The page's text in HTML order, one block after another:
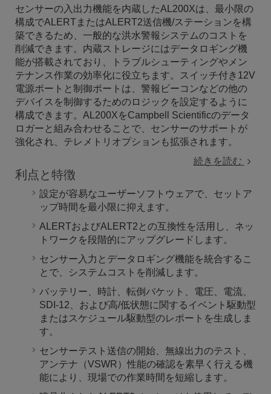
センサーの入出力機能を内蔵したAL200Xは、最小限の
構成でALERTまたはALERT2送信機/ステーションを構
築できるため、一般的な洪水警報システムのコストを
削減できます。内蔵ストレージにはデータロギング機
能が搭載されており、トラブルシューティングやメン
テナンス作業の効率化に役立ちます。スイッチ付き12V
電源ポートと制御ポートは、警報ビーコンなどの他の
デバイスを制御するためのロジックを設定するように
構成できます。AL200XをCampbell Scientificのデータ
ロガーと組み合わせることで、センサーのサポートが
強化され、テレメトリオプションも拡張されます。
続きを読む
利点と特徴
設定が容易なユーザーソフトウェアで、セットア
ップ時間を最小限に抑えます。
ALERTおよびALERT2との互換性を活用し、ネッ
トワークを段階的にアップグレードします。
センサー入力とデータロギング機能を統合するこ
とで、システムコストを削減します。
バッテリー、時計、転倒バケット、電圧、電流、
SDI-12、および高/低状態に関するイベント駆動型
またはスケジュール駆動型のレポートを生成しま
す。
センサーテスト送信の開始、無線出力のテスト、
アンテナ（VSWR）性能の確認を素早く行える機
能により、現場での作業時間を短縮します。